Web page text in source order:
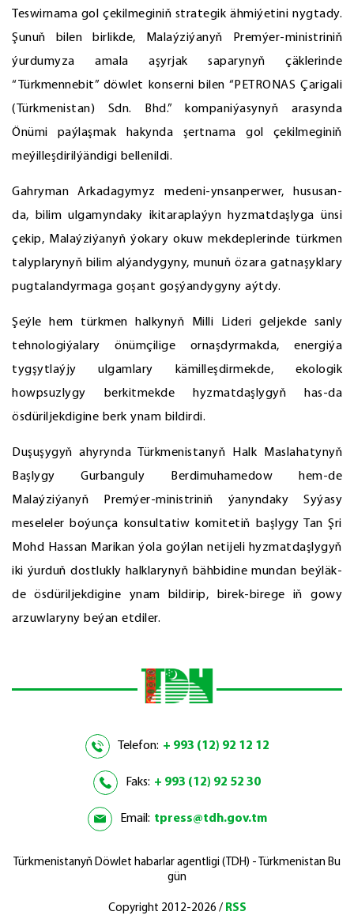
Teswirnama gol çekilmeginiň strategik ähmiýetini nygtady.
Şunuň bilen birlikde, Malaýziýanyň Premýer-ministriniň
ýurdumyza amala aşyrjak saparynyň çäklerinde
“Türkmennebit” döwlet konserni bilen “PETRONAS Çarigali
(Türkmenistan) Sdn. Bhd.” kompaniýasynyň arasynda
Önümi paýlaşmak hakynda şertnama gol çekilmeginiň
meýilleşdirilýändigi bellenildi.
Gahryman Arkadagymyz medeni-ynsanperwer, hususan-
da, bilim ulgamyndaky ikitaraplaýyn hyzmatdaşlyga ünsi
çekip, Malaýziýanyň ýokary okuw mekdeplerinde türkmen
talyplarynyň bilim alýandygyny, munuň özara gatnaşyklary
pugtalandyrmaga goşant goşýandygyny aýtdy.
Şeýle hem türkmen halkynyň Milli Lideri geljekde sanly
tehnologiýalary önümçilige ornaşdyrmakda, energiýa
tygşytlaýjy ulgamlary kämilleşdirmekde, ekologik
howpsuzlygy berkitmekde hyzmatdaşlygyň has-da
ösdüriljekdigine berk ynam bildirdi.
Duşuşygyň ahyrynda Türkmenistanyň Halk Maslahatynyň
Başlygy Gurbanguly Berdimuhamedow hem-de
Malaýziýanyň Premýer-ministriniň ýanyndaky Syýasy
meseleler boýunça konsultatiw komitetiň başlygy Tan Şri
Mohd Hassan Marikan ýola goýlan netijeli hyzmatdaşlygyň
iki ýurduň dostlukly halklarynyň bähbidine mundan beýläk-
de ösdüriljekdigine ynam bildirip, birek-birege iň gowy
arzuwlaryny beýan etdiler.
Telefon: + 993 (12) 92 12 12
Faks: + 993 (12) 92 52 30
Email: tpress@tdh.gov.tm
Türkmenistanyň Döwlet habarlar agentligi (TDH) - Türkmenistan Bu
gün
Copyright 2012-2026 / RSS